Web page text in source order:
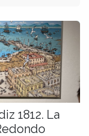
1812. La